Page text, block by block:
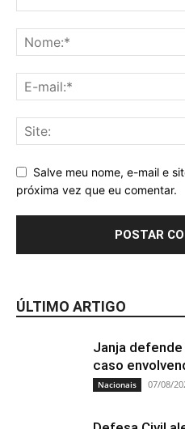
Salve meu nome, e-mail e
próxima vez que eu comentar.
ÚLTIMO ARTIGO
Janja
caso
Nacionais 07/08/